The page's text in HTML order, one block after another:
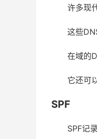
许多现
这些
在域的
它还可
SPF
SPF记